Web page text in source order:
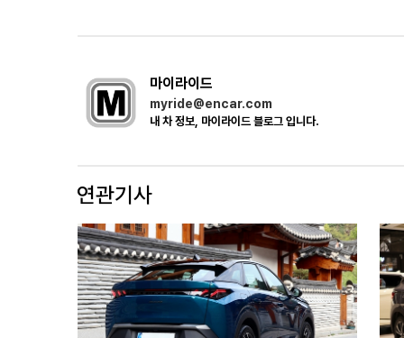
마이라이드
myride@encar.com
내 차 정보, 마이라이드 블로그 입니다.